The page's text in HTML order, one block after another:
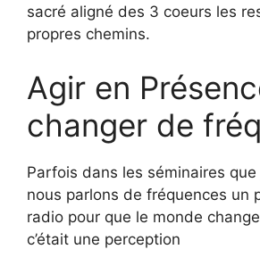
sacré aligné des 3 coeurs les
propres chemins.
Agir en
changer de
Parfois dans les séminaires que
nous parlons de fréquences un
radio pour que le monde
c’était une perception